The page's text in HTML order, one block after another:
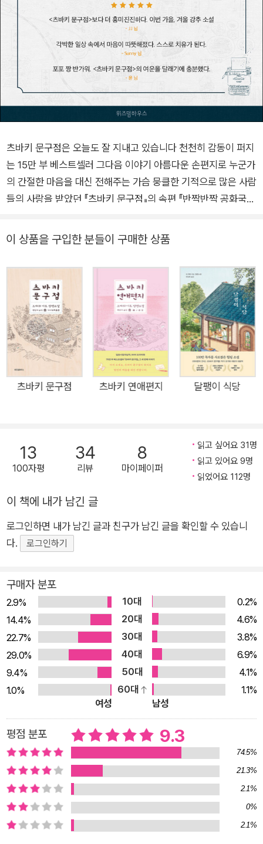
츠바키 문구점은 오늘도 잘 지내고 있습니다 천천히 감동이 퍼지
는 15만 부 베스트셀러 그다음 이야기 아름다운 손편지로 누군가
의 간절한 마음을 대신 전해주는 가슴 뭉클한 기적으로 많은 사람
들의 사랑을 받았던 『츠바키 문구점』의 속편 『반짝반짝 공화국』
를 쓸까 말까 고민하던 중 독자들의 열화와 같은 성원에 힘입어
으로 다시 한 번 가마쿠라 사람들의 따뜻한 이야기를 풀어낸다.
겉보기엔 문구를 파는 평범한 가게처럼 보이지만, 에도 시대부터
여성 서사(書士)들이 대필을 가업으로 이어오면서 글씨를 쓰는
일이라면 무엇이든 가리지 않는 츠바키 문구점. 주된 일은 팻말을
내걸지 않았어도 입소문으로 들어오는 편지 대필이다. 할머니(선
대)의 뒤를 이어 십일 대 대필가로 문구점을 재개업한 포포는 손
님들의 다채로운 사연에 귀 기울이며 그들의 진심이 고스란히 담
기도록 편지를 대필한다. 전작에선 포포를 찾아온 손님들의 사연
담이 추가됐다. 전하고 싶었던 마음, 듣고 싶었던 말 아름다운 가
마쿠라를 배경으로 다시 한 번 펼쳐지는 치유와 사랑의 드라마
웃이었던 미츠로 씨와 부부의 연을 맺고, 그의 딸 큐피와 함께 가
족을 이룬다. 그러던 어느 날, 행복한 나날을 보내던 포포의 앞에
가마쿠라의 유명한 괴짜 할머니 레이디 바바가 나타나 자신이 엄
마라는 청천벽력 같은 말을 내뱉고 가버린다! 한편 주말에만 함께
중 포포는 미츠로가 내다버린 사별한 전부인 미유키의 일기를 발
견한다. 추억을 내다버린 미츠로에게 실망한 포포, 서로의 입장
차이로 말다툼을 한 두 사람은 진심을 담은 포포의 손편지 덕분에
무사히 화해한다. 결혼을 한 포포는 예전엔 가혹하기만 했던 선대
가 자신을 키울 때 어떤 심정이었을지 헤아리고, 아픈 큐피를 간
호하며 잠결에 들은 ‘엄마’ 소리에 감동의 눈물을 흘린다. 포포의
권유로 세 사람이 함께 미유키에게 편지를 보내고 돌아오는 길,
엄마의 존재를 부정하는 포포에게 미츠로는 현재의 행복도 세상
에 태어났기 때문에 가능한 것이라고 조언하고, 그 말에 마음속에
응어리져 있던 무언가가 쑥 내려가는 것을 느낀 포포는 비록 곁에
없지만 자신의 마음속에 할머니와 미유키가 영원히 살아 있으리
란 걸 실감한다. 포포가 가족을 꾸리며 겪는 성장담 속에도 여전
히 손님들의 가슴 뭉클한 사연과 정성 어린 대필 과정이 이어진
다. 의뢰인은 가까운 사람들에게 하지 못했던 이야기를 포포 앞에
서 거리낌 없이 쏟아내고, 포포는 의뢰인의 성향과 의뢰 내용을
이 상품을 구입한 분들이 구매한 상품
츠바키 문구점 츠바키 연애편지 달팽이 식당
13
100자평
34
리뷰
8
마이페이퍼
읽고 싶어요 31명
읽고 있어요 9명
읽었어요 112명
이 책에 내가 남긴 글
로그인하면 내가 남긴 글과 친구가 남긴 글을 확인할 수 있습니
다.
로그인하기
구매자 분포
2.9% 10대
0.2%
14.4%
20대
4.6%
22.7%
30대
3.8%
29.0%
40대
6.9%
9.4%
50대
4.1%
1.0%
60대
1.1%
여성
남성
평점 분포 9.3
74.5%
21.3%
2.1%
0%
2.1%